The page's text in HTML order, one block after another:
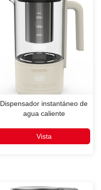
Dispensador instantáneo de
agua caliente
Vista